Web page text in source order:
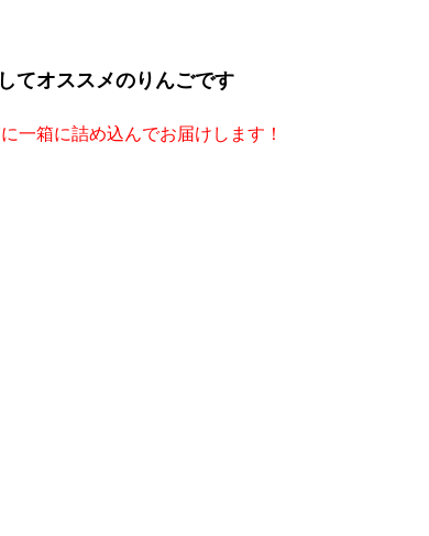
てオススメのりんごです
一箱に詰め込んでお届けします！